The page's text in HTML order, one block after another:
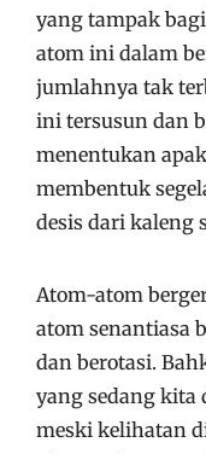
yang tampak
atom ini dalam
jumlahnya tak
ini tersusun dan
menentukan
membentuk
desis dari kaleng
Atom-atom
atom senantiasa
dan berotasi.
yang sedang kita
meski kelihatan